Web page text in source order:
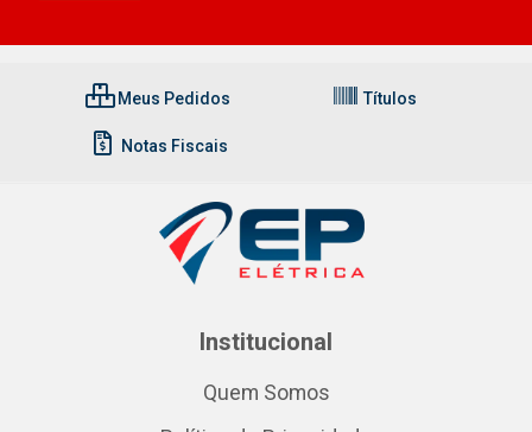
Meus Pedidos Títulos
Notas Fiscais
Institucional
Quem Somos